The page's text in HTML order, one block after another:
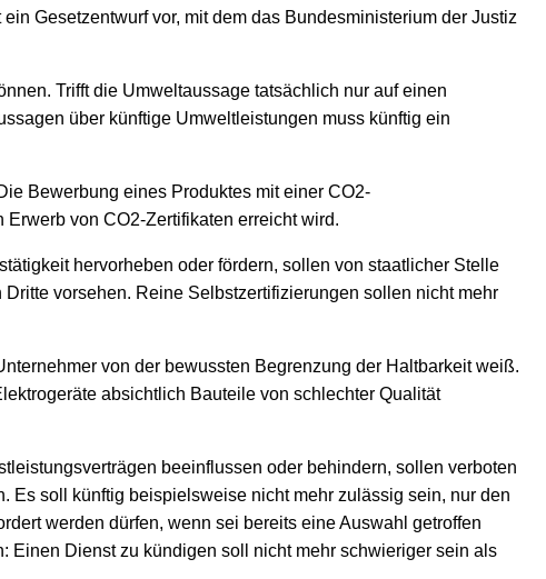
Gesetzentwurf vor, mit dem das Bundesministerium der Justiz
Trifft die Umweltaussage tatsächlich nur auf einen
über künftige Umweltleistungen muss künftig ein
Bewerbung eines Produktes mit einer CO2-
von CO2-Zertifikaten erreicht wird.
hervorheben oder fördern, sollen von staatlicher Stelle
vorsehen. Reine Selbstzertifizierungen sollen nicht mehr
von der bewussten Begrenzung der Haltbarkeit weiß.
absichtlich Bauteile von schlechter Qualität
beeinflussen oder behindern, sollen verboten
soll künftig beispielsweise nicht mehr zulässig sein, nur den
werden dürfen, wenn sei bereits eine Auswahl getroffen
Einen Dienst zu kündigen soll nicht mehr schwieriger sein als